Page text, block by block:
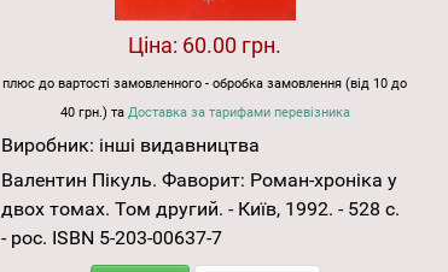
Ціна: 60.00 грн.
плюс до вартості замовленного - обробка замовлення (від 10 до
40 грн.) та Доставка за тарифами перевізника
Виробник: інші видавництва
Валентин Пікуль. Фаворит: Роман-хроніка у
двох томах. Том другий. - Київ, 1992. - 528 с.
- рос. ISBN 5-203-00637-7